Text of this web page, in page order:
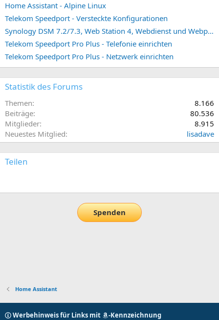
Home Assistant - Alpine Linux
Telekom Speedport - Versteckte Konfigurationen
Synology DSM 7.2/7.3, Web Station 4, Webdienst und Webportal erstellen (ehemals vHost)
Telekom Speedport Pro Plus - Telefonie einrichten
Telekom Speedport Pro Plus - Netzwerk einrichten
Statistik des Forums
Themen
8.166
Beiträge
80.536
Mitglieder
8.915
Neuestes Mitglied
lisadave
Teilen
Spenden
Home Assistant
Werbehinweis für Links mit
-Kennzeichnung